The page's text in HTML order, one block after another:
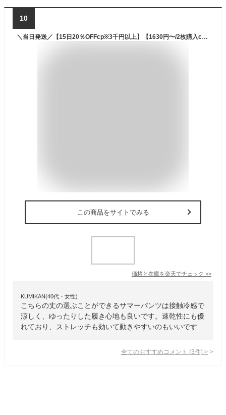
10
＼当日発送／【15日20％OFFcp※3千円以上】【1630円〜/2枚購入cpで】冷感 メンズ サマーパンツ パンツ ズボン スポーツパンツ チノパン アイスシルク ロングパンツ 接触冷感 冷感パンツ 速乾 夏 ズボン 9分丈 7分丈 男性 スウェットパンツ 長ズボン
この商品をサイトでみる
価格と在庫を楽天でチェック >>
KUMIKAN(40代・女性)
こちらの丈の選ぶことができるサマーパンツは接触冷感で
涼しく、ゆったりした履き心地も良いです。速乾性にも優
れており、ストレッチも効いて動きやすいのもいいです
全てのおすすめコメント (3件) >